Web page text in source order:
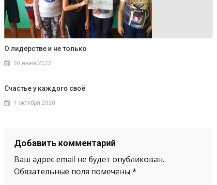
О лидерстве и не только
30 июня 2022
Счастье у каждого своё
1 октября 2020
Добавить комментарий
Ваш адрес email не будет опубликован.
Обязательные поля помечены *